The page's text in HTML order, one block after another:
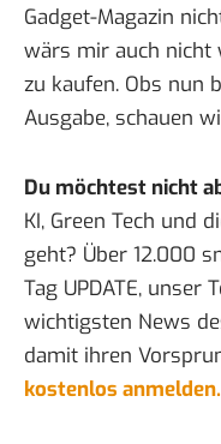
Gadget-Magazin
wärs mir auch nicht
zu kaufen. Obs nun
Ausgabe, schauen
Du möchtest nicht
KI, Green Tech und
geht? Über 12.000
Tag UPDATE, unser
wichtigsten News
damit ihren
kostenlos anmelden.